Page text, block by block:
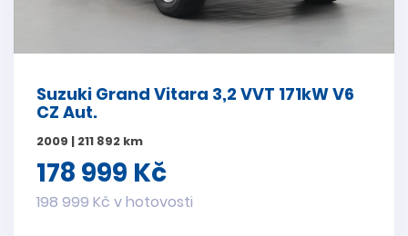
Suzuki Grand Vitara 3,2 VVT 171kW V6
CZ Aut.
2009 | 211 892 km
178 999 Kč
198 999 Kč v hotovosti